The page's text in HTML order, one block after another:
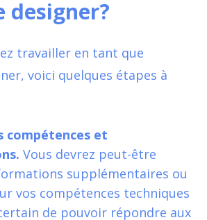
designer?
travailler en tant que
voici quelques étapes à
compétences et
Vous devrez peut-être
supplémentaires ou
vos compétences techniques
de pouvoir répondre aux